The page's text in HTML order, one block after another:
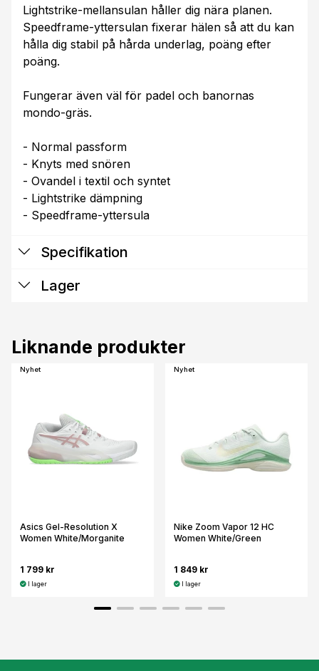
Lightstrike-mellansulan håller dig nära planen.
Speedframe-yttersulan fixerar hälen så att du kan
hålla dig stabil på hårda underlag, poäng efter
poäng.
Fungerar även väl för padel och banornas
mondo-gräs.
- Normal passform
- Knyts med snören
- Ovandel i textil och syntet
- Lightstrike dämpning
- Speedframe-yttersula
Specifikation
Lager
Liknande produkter
Nyhet
Asics Gel-Resolution X
Women White/Morganite
1 799 kr
I lager
Nyhet
Nike Zoom Vapor 12 HC
Women White/Green
1 849 kr
I lager